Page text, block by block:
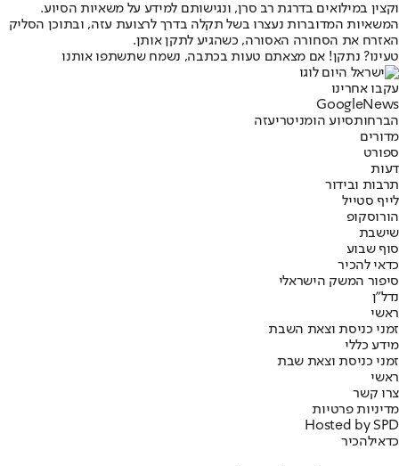
וקצין במילואים בדרגת רב סרן, ונגישותם למידע על משאיות הסיוע.
המשאיות המדוברות נעצרו בשל תקלה בדרך לרצועת עזה, ובתוכן הסליק
האזרח את הסחורה האסורה, כשהגיע לתקן אותן.
טעינו? נתקן! אם מצאתם טעות בכתבה, נשמח שתשתפו אותנו
עקבו אחרינו
Googl eNews
הברחותסיוע הומניטריעזה
מדורים
ספורט
דעות
תרבות ובידור
לייף סטייל
הורוסקופ
שישבת
סוף שבוע
כדאי להכיר
סיפור המשק הישראלי
נדל"ן
ראשי
זמני כניסת וצאת השבת
מידע כללי
זמני כניסת וצאת שבת
ראשי
צרו קשר
מדיניות פרטיות
Hosted by SPD
כדאילהכיר